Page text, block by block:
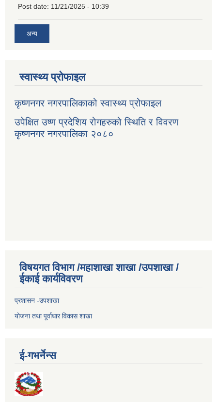
Post date: 11/21/2025 - 10:39
अन्य
स्वास्थ्य प्रोफाइल
कृष्णनगर नगरपालिकाको स्वास्थ्य प्रोफाइल
उपेक्षित उष्ण प्रदेशिय रोगहरुको स्थिति र विवरण
कृष्णनगर नगरपालिका २०८०
विषयगत विभाग /महाशाखा शाखा /उपशाखा /
ईकाई कार्यविवरण
प्रशासन -उपशाखा
योजना तथा पूर्वाधार विकास शाखा
ई-गभर्नेन्स